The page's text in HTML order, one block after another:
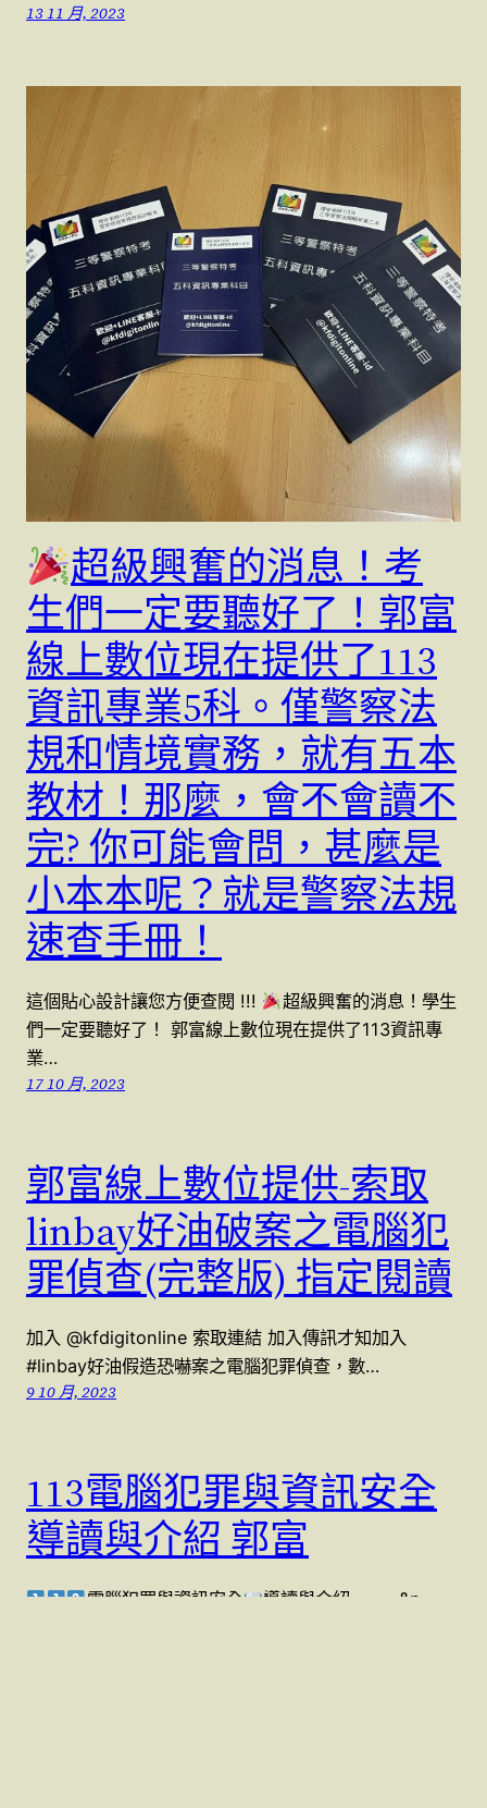
13 11 月, 2023
超級興奮的消息！考
生們一定要聽好了！郭富
線上數位現在提供了113
資訊專業5科。僅警察法
規和情境實務，就有五本
教材！那麼，會不會讀不
完? 你可能會問，甚麼是
小本本呢？就是警察法規
速查手冊！
這個貼心設計讓您方便查閱 !!!
超級興奮的消息！學生
們一定要聽好了！ 郭富線上數位現在提供了113資訊專
業…
17 10 月, 2023
郭富線上數位提供-索取
linbay好油破案之電腦犯
罪偵查(完整版) 指定閱讀
加入 @kfdigitonline 索取連結 加入傳訊才知加入
#linbay好油假造恐嚇案之電腦犯罪偵查，數…
9 10 月, 2023
113電腦犯罪與資訊安全
導讀與介紹 郭富
電腦犯罪與資訊安全
導讀與介紹 &n…